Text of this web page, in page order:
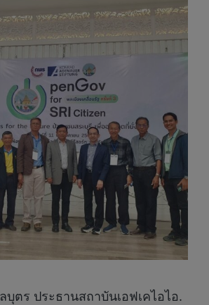
ตร ประธานสถาบันเอฟเคไอไอ.